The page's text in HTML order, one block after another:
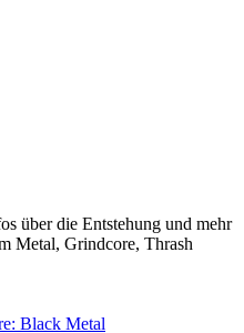
über die Entstehung und mehr
Metal, Grindcore, Thrash